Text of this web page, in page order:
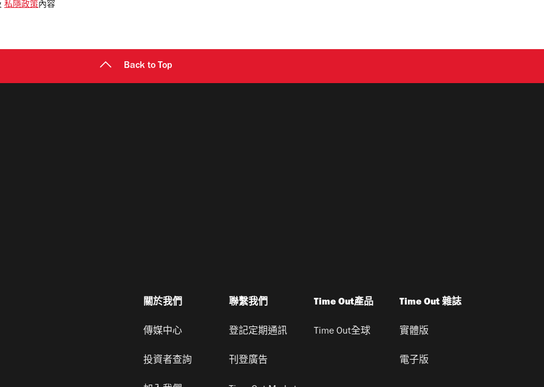
私隱政策內容
Back to Top
關於我們
傳媒中心
投資者查詢
聯繫我們
登記定期通訊
刊登廣告
Time Out產品
Time Out全球
Time Out 雜誌
實體版
電子版